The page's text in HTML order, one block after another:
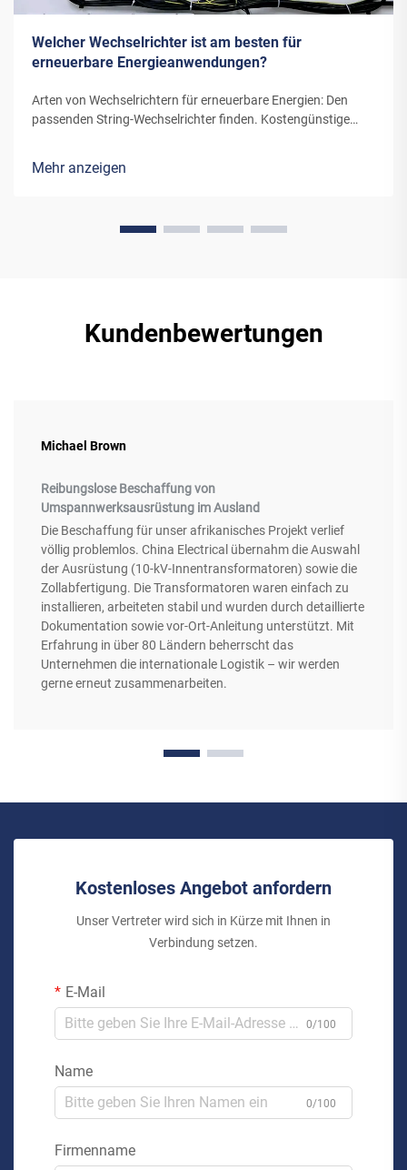
Welcher Wechselrichter ist am besten für
erneuerbare Energieanwendungen?
Arten von Wechselrichtern für erneuerbare Energien: Den
passenden String-Wechselrichter finden. Kostengünstige
erschwinglichen Preise. Sie bieten ein niedriges
Mehr anzeigen
Kundenbewertungen
Michael Brown
Reibungslose Beschaffung von
Umspannwerksausrüstung im Ausland
Die Beschaffung für unser afrikanisches Projekt verlief
völlig problemlos. China Electrical übernahm die Auswahl
der Ausrüstung (10-kV-Innentransformatoren) sowie die
Zollabfertigung. Die Transformatoren waren einfach zu
installieren, arbeiteten stabil und wurden durch detaillierte
Dokumentation sowie vor-Ort-Anleitung unterstützt. Mit
Erfahrung in über 80 Ländern beherrscht das
Unternehmen die internationale Logistik – wir werden
gerne erneut zusammenarbeiten.
Kostenloses Angebot anfordern
Unser Vertreter wird sich in Kürze mit Ihnen in
Verbindung setzen.
E-Mail
0/100
Name
0/100
Firmenname